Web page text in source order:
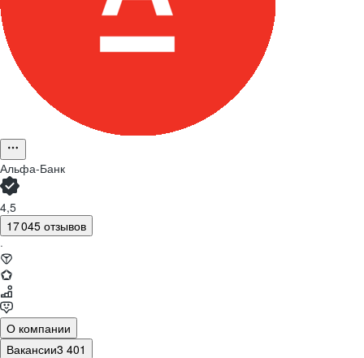
Альфа-Банк
4,5
17 045 отзывов
·
О компании
Вакансии3 401